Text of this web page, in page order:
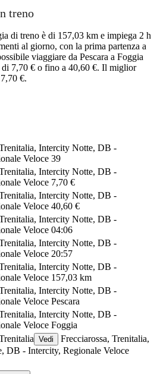
treno
di treno è di 157,03 km e impiega 2 h
al giorno, con la prima partenza a
viaggiare da Pescara a Foggia
7,70 € o fino a 40,60 €. Il miglior
€.
Intercity Notte, DB -
Veloce 39
Intercity Notte, DB -
Veloce 7,70 €
Intercity Notte, DB -
Veloce 40,60 €
Intercity Notte, DB -
Veloce 04:06
Intercity Notte, DB -
Veloce 20:57
Intercity Notte, DB -
Veloce 157,03 km
Intercity Notte, DB -
Veloce Pescara
Intercity Notte, DB -
Veloce Foggia
Vedi
Frecciarossa, Trenitalia,
DB - Intercity, Regionale Veloce
©CARTO, © OpenStreetMapcontributors